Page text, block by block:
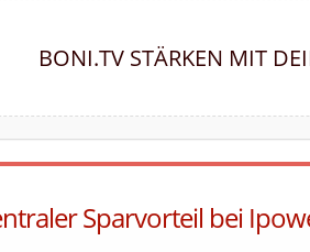
BONI.TV STÄRKEN MIT
Sparvorteil bei